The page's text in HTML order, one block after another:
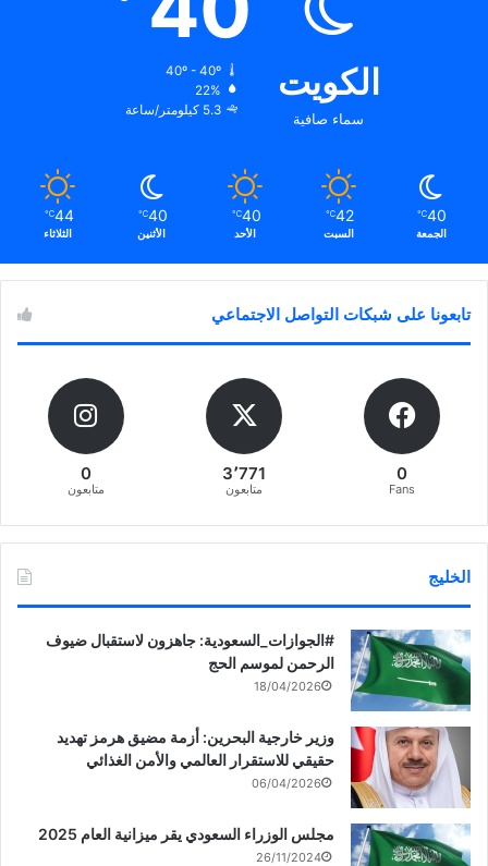
الكويت
سماء صافية
40º - 40º
22%
5.3 كيلومتر/ساعة
40
℃
الجمعة
42
℃
السبت
40
℃
الأحد
40
℃
الأثنين
44
℃
الثلاثاء
تابعونا على شبكات التواصل الاجتماعي
0
Fans
3٬771
متابعون
0
متابعون
الخليج
‏‎#الجوازات_السعودية: جاهزون لاستقبال ضيوف
الرحمن لموسم الحج
18/04/2026
وزير خارجية البحرين: أزمة مضيق هرمز تهديد
حقيقي للاستقرار العالمي والأمن الغذائي
06/04/2026
مجلس الوزراء السعودي يقر ميزانية العام 2025
26/11/2024